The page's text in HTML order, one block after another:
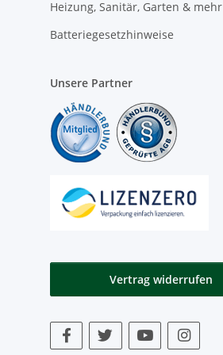
Heizung, Sanitär, Garten & mehr
Batteriegesetzhinweise
Unsere Partner
Vertrag widerrufen